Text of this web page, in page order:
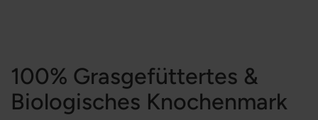
100% Grasgefüttertes &
Biologisches Knochenmark